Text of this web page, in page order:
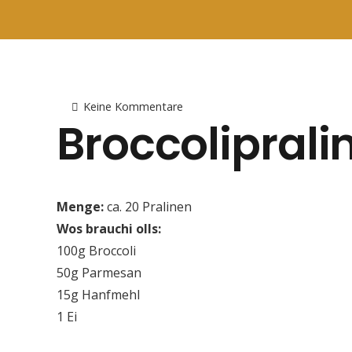
Keine Kommentare
Menge:ca. 20 Pralinen
Wos brauchi olls:
100g Broccoli
50g Parmesan
15g Hanfmehl
1 Ei